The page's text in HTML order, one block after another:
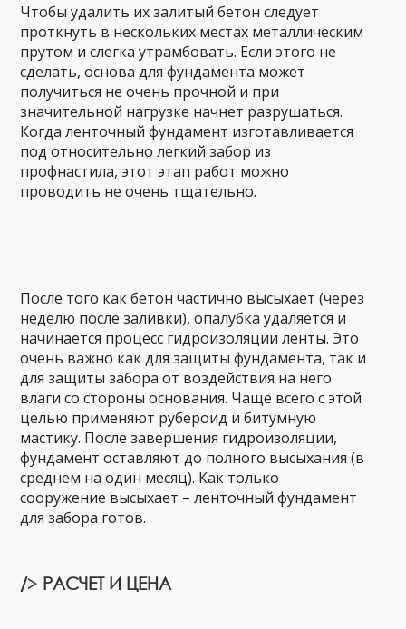
Чтобы удалить их залитый бетон следует
проткнуть в нескольких местах металлическим
прутом и слегка утрамбовать. Если этого не
сделать, основа для фундамента может
получиться не очень прочной и при
значительной нагрузке начнет разрушаться.
Когда ленточный фундамент изготавливается
под относительно легкий забор из
профнастила, этот этап работ можно
проводить не очень тщательно.
После того как бетон частично высыхает (через
неделю после заливки), опалубка удаляется и
начинается процесс гидроизоляции ленты. Это
очень важно как для защиты фундамента, так и
для защиты забора от воздействия на него
влаги со стороны основания. Чаще всего с этой
целью применяют рубероид и битумную
мастику. После завершения гидроизоляции,
фундамент оставляют до полного высыхания (в
среднем на один месяц). Как только
сооружение высыхает – ленточный фундамент
для забора готов.
/> РАСЧЕТ И ЦЕНА